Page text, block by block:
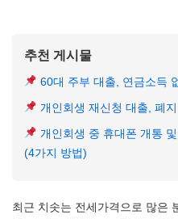
추천 게시물
60대 주부 대출, 연금소득
개인회생 재신청 대출, 폐
개인회생 중 휴대폰 개통
(4가지 방법)
최근 치솟는 전세가격으로 많은